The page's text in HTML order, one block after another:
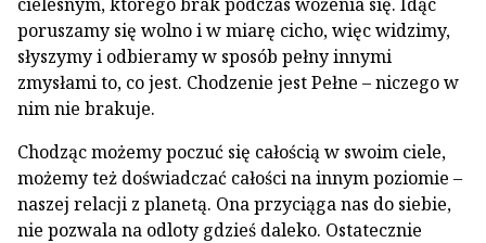
poruszamy się wolno i w miarę cicho, więc widzimy,
słyszymy i odbieramy w sposób pełny innymi
zmysłami to, co jest. Chodzenie jest Pełne – niczego w
nim nie brakuje.
Chodząc możemy poczuć się całością w swoim ciele,
możemy też doświadczać całości na innym poziomie –
naszej relacji z planetą. Ona przyciąga nas do siebie,
nie pozwala na odloty gdzieś daleko. Ostatecznie